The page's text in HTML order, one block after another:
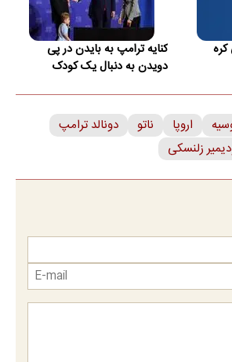
کنایه ترامپ به بایدن در پی
دویدن به دنبال یک کودک
اروپا ناتو
دونالد ترامپ
زلنسکی